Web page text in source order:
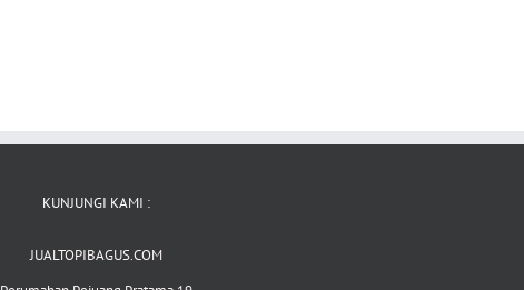
KUNJUNGI KAMI :
JUALTOPIBAGUS.COM